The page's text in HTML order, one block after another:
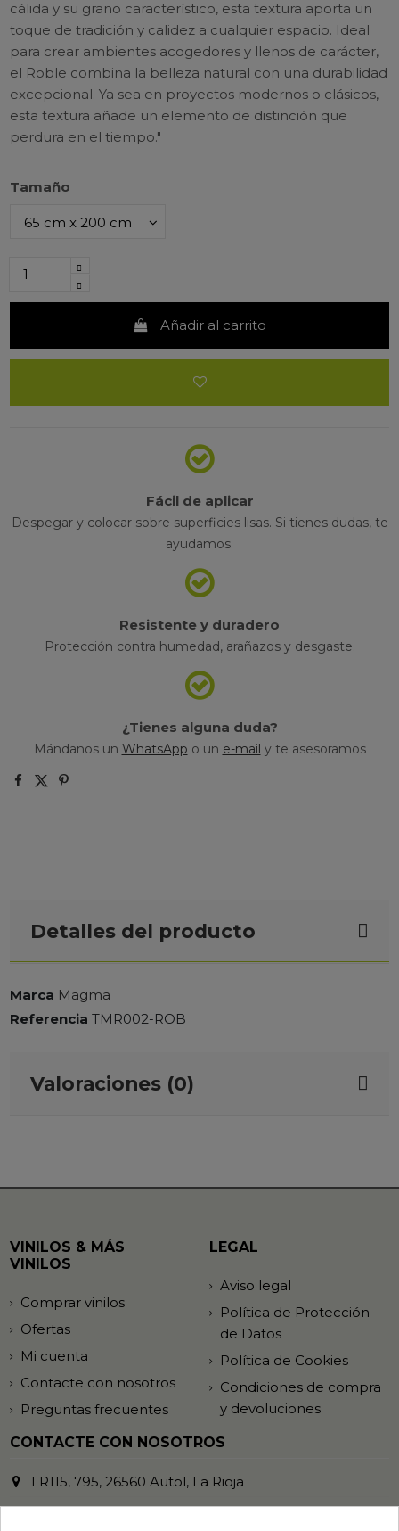
cálida y su grano característico, esta textura aporta un
toque de tradición y calidez a cualquier espacio. Ideal
para crear ambientes acogedores y llenos de carácter,
el Roble combina la belleza natural con una durabilidad
excepcional. Ya sea en proyectos modernos o clásicos,
esta textura añade un elemento de distinción que
perdura en el tiempo."
Tamaño
Añadir al carrito
Fácil de aplicar
Despegar y colocar sobre superficies lisas. Si tienes dudas, te
ayudamos.
Resistente y duradero
Protección contra humedad, arañazos y desgaste.
¿Tienes alguna duda?
Mándanos un WhatsApp o un e-mail y te asesoramos
Detalles del producto
Marca Magma
Referencia TMR002-ROB
Valoraciones (0)
VINILOS & MÁS
VINILOS
Comprar vinilos
Ofertas
Mi cuenta
Contacte con nosotros
Preguntas frecuentes
LEGAL
Aviso legal
Política de Protección
de Datos
Política de Cookies
Condiciones de compra
y devoluciones
CONTACTE CON NOSOTROS
LR115, 795, 26560 Autol, La Rioja
941 485 372